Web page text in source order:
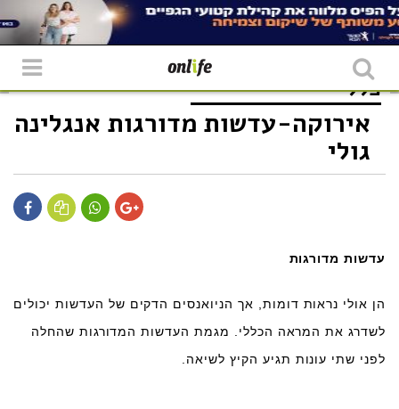
כללי
אירוקה-עדשות מדורגות אנגלינה
גולי
עדשות מדורגות
הן אולי נראות דומות, אך הניואנסים הדקים של העדשות יכולים
לשדרג את המראה הכללי. מגמת העדשות המדורגות שהחלה
לפני שתי עונות תגיע הקיץ לשיאה.